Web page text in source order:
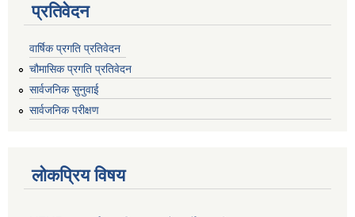
प्रतिवेदन
वार्षिक प्रगति प्रतिवेदन
चौमासिक प्रगति प्रतिवेदन
सार्वजनिक सुनुवाई
सार्वजनिक परीक्षण
लोकप्रिय विषय